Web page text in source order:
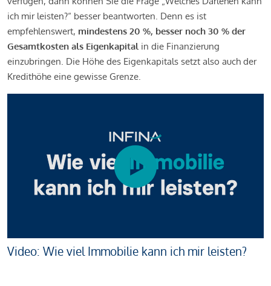
ich mir leisten?“ besser beantworten. Denn es ist
empfehlenswert, mindestens 20 %, besser noch 30 % der
Gesamtkosten als Eigenkapital in die Finanzierung
einzubringen. Die Höhe des Eigenkapitals setzt also auch der
Kredithöhe eine gewisse Grenze.
Video: Wie viel Immobilie kann ich mir leisten?